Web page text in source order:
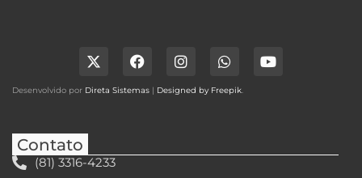
Desenvolvido por Direta Sistemas | Designed by Freepik.
Contato
(81) 3316-4233